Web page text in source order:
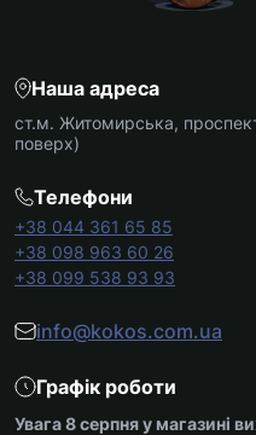
Наша адреса
ст.м. Житомирська,
поверх)
Телефони
+38 044 361 65 85
+38 098 963 60 26
+38 099 538 93 93
info@kokos.com.ua
Графік роботи
Увага 8 серпня у магазині